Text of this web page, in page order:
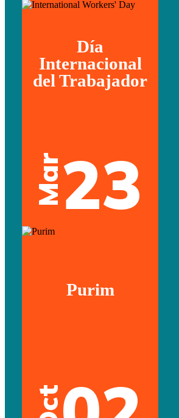
Día
Internacional
del Trabajador
Mar23
Purim